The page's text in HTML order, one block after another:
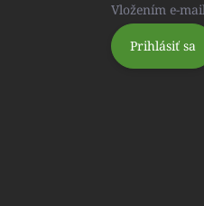
Vložením e-
Prihlásiť sa